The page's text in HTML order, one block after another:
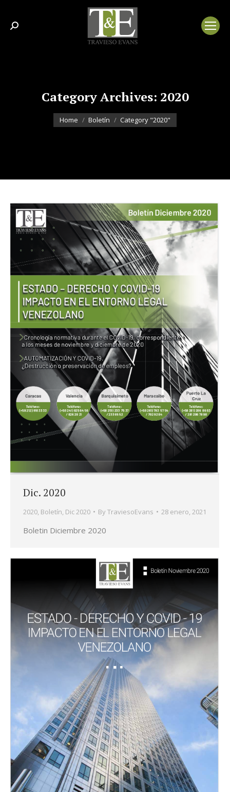
Search:
Category Archives: 2020
You are here:
Home Boletín Category "2020"
Dic. 2020
2020, Boletín, Dic 2020 ByTraviesoEvans 28 enero, 2021
Boletin Diciembre 2020